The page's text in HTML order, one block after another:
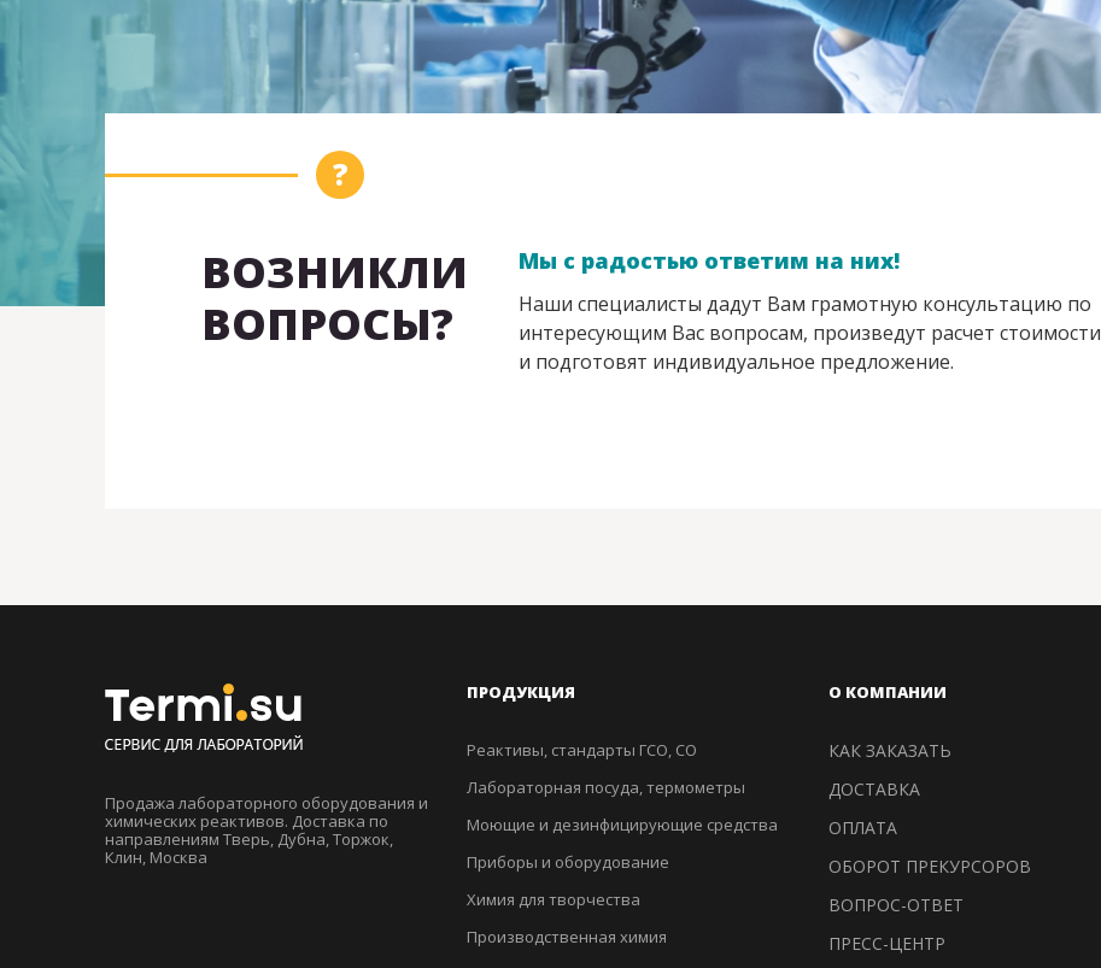
ВОЗНИКЛИ
ВОПРОСЫ?
Мы с радостью ответим на них!
Наши специалисты дадут Вам грамотную консультацию по
интересующим Вас вопросам, произведут расчет стоимости
и подготовят индивидуальное предложение.
Продажа лабораторного оборудования и
химических реактивов. Доставка по
направлениям Тверь, Дубна, Торжок,
Клин, Москва
ПРОДУКЦИЯ
Реактивы, стандарты ГСО, СО
Лабораторная посуда, термометры
Моющие и дезинфицирующие средства
Приборы и оборудование
Химия для творчества
Производственная химия
О КОМПАНИИ
КАК ЗАКАЗАТЬ
ДОСТАВКА
ОПЛАТА
ОБОРОТ ПРЕКУРСОРОВ
ВОПРОС-ОТВЕТ
ПРЕСС-ЦЕНТР